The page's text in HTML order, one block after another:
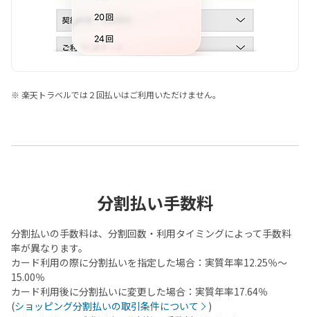
※ 楽天トラベルでは２回払いはご利用いただけません。
分割払い手数料
分割払いの手数料は、分割回数・利用タイミングによって手数料
率が異なります。
カード利用の際に分割払いを指定した場合：実質年率12.25％～
15.00％
カード利用後に分割払いに変更した場合：実質年率17.64％
(ショッピング分割払いの取引条件について
)